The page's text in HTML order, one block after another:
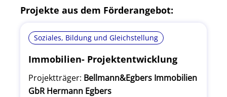
Projekte aus dem Förderangebot:
Soziales, Bildung und Gleichstellung
Immobilien- Projektentwicklung
Projektträger: Bellmann&Egbers Immobilien
GbR Hermann Egbers